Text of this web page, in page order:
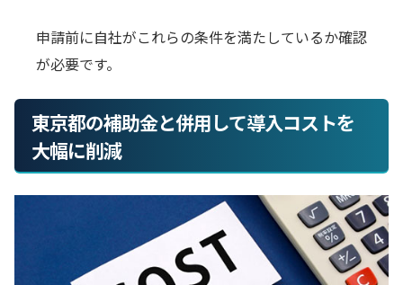
申請前に自社がこれらの条件を満たしているか確認
が必要です。
東京都の補助金と併用して導入コストを
大幅に削減